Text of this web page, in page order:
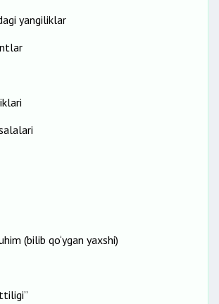
yangiliklar
(bilib qo‘ygan yaxshi)